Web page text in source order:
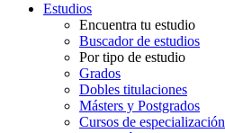
Estudios
Encuentra tu estudio
Buscador de estudios
Por tipo de estudio
Grados
Dobles titulaciones
Másters y Postgrados
Cursos de especialización